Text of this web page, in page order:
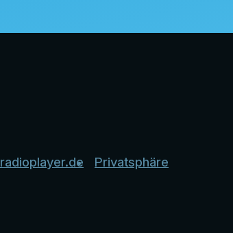
radioplayer.de
Privatsphäre